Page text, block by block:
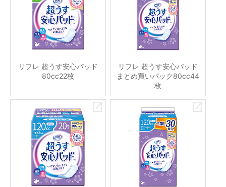
リフレ 超うす安心パッド
80cc22枚
リフレ 超うす安心パッド
まとめ買いパック80cc44
枚